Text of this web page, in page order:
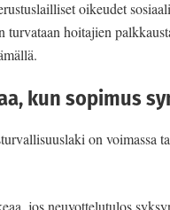
oikeudet
turvataan hoitajien
kun sopimus
on voimassa
jos neuvottelutulos